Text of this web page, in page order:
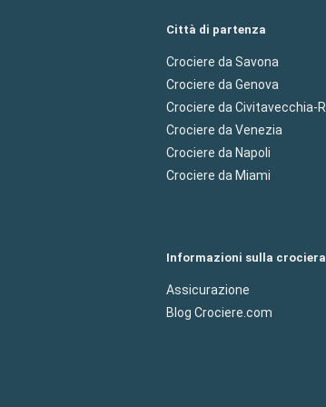
Città di partenza
Crociere da Savona
Crociere da Genova
Crociere da Civitavecchia-
Crociere da Venezia
Crociere da Napoli
Crociere da Miami
Informazioni sulla crociera
Assicurazione
Blog Crociere.com